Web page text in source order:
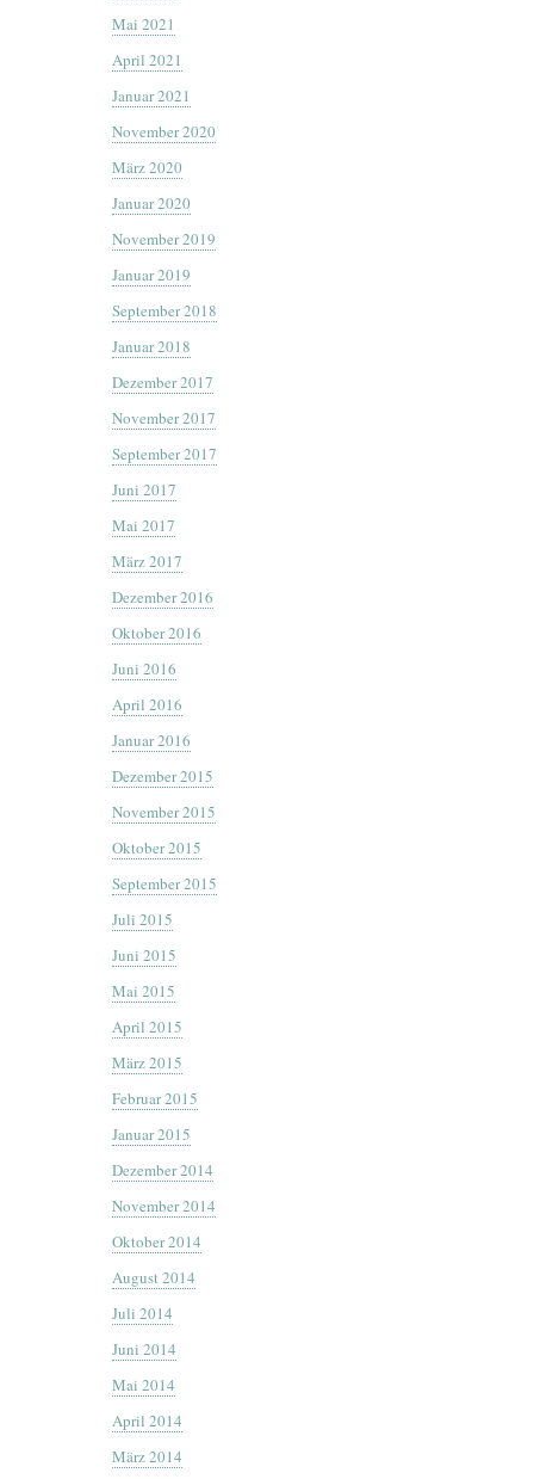
Mai 2021
April 2021
Januar 2021
November 2020
März 2020
Januar 2020
November 2019
Januar 2019
September 2018
Januar 2018
Dezember 2017
November 2017
September 2017
Juni 2017
Mai 2017
März 2017
Dezember 2016
Oktober 2016
Juni 2016
April 2016
Januar 2016
Dezember 2015
November 2015
Oktober 2015
September 2015
Juli 2015
Juni 2015
Mai 2015
April 2015
März 2015
Februar 2015
Januar 2015
Dezember 2014
November 2014
Oktober 2014
August 2014
Juli 2014
Juni 2014
Mai 2014
April 2014
März 2014